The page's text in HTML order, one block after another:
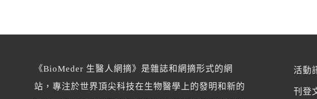
《BioMeder 生醫人網摘》是雜誌和網摘形式的網
站，專注於世界頂尖科技在生物醫學上的發明和新的
活動
刊登